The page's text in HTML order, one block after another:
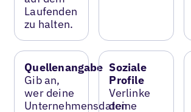
Laufenden
zu halten.
Quellenangabe
Gib an,
wer deine
Unternehmensdaten
Soziale
Profile
Verlinke
deine